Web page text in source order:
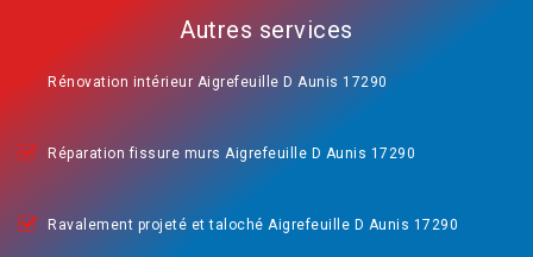
Autres services
Rénovation intérieur Aigrefeuille D Aunis 17290
Réparation fissure murs Aigrefeuille D Aunis 17290
Ravalement projeté et taloché Aigrefeuille D Aunis 17290